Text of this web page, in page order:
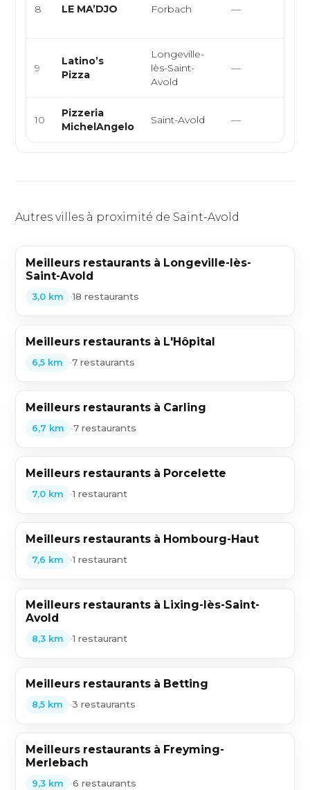
8 LE MA’DJO Forbach —
9
Latino’s
Pizza
Longeville-
lès-Saint-
Avold
—
10
Pizzeria
MichelAngelo
Saint-Avold —
Autres villes à proximité de Saint-Avold
Meilleurs restaurants à Longeville-lès-
Saint-Avold
3,0 km •18 restaurants
Meilleurs restaurants à L'Hôpital
6,5 km •7 restaurants
Meilleurs restaurants à Carling
6,7 km •7 restaurants
Meilleurs restaurants à Porcelette
7,0 km •1 restaurant
Meilleurs restaurants à Hombourg-Haut
7,6 km •1 restaurant
Meilleurs restaurants à Lixing-lès-Saint-
Avold
8,3 km •1 restaurant
Meilleurs restaurants à Betting
8,5 km •3 restaurants
Meilleurs restaurants à Freyming-
Merlebach
9,3 km •6 restaurants